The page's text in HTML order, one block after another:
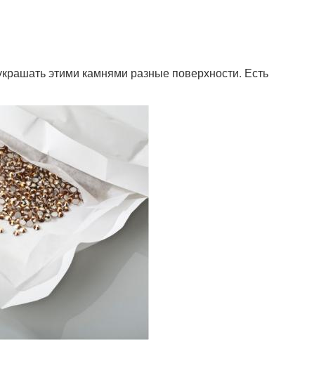
этими камнями разные поверхности. Есть